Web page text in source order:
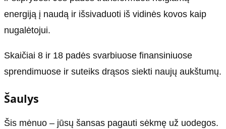
energiją į naudą ir išsivaduoti iš vidinės kovos kaip
nugalėtojui.
Skaičiai 8 ir 18 padės svarbiuose finansiniuose
sprendimuose ir suteiks drąsos siekti naujų aukštumų.
Šaulys
Šis mėnuo – jūsų šansas pagauti sėkmę už uodegos.